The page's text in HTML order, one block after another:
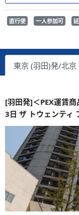
直行便 一人参加可
東京 (羽田)発/北京
[羽田発]＜PEX運賃
3日 ザ トウェンティ